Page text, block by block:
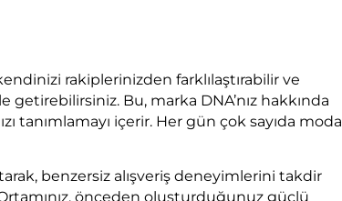
rakiplerinizden farklılaştırabilir ve
Bu, marka DNA’nız hakkında
tanımlamayı içerir. Her gün çok sayıda moda
benzersiz alışveriş deneyimlerini takdir
önceden oluşturduğunuz güçlü